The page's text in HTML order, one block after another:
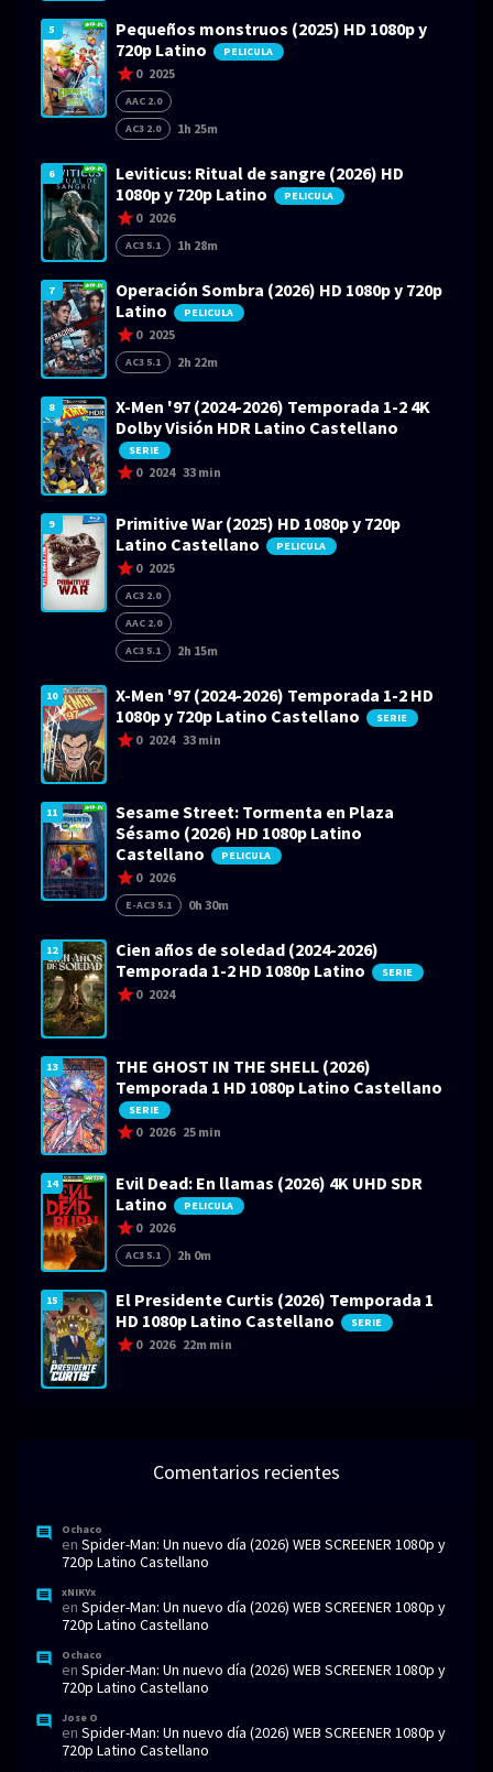
5
Pequeños monstruos (2025) HD 1080p y
720p Latino
PELICULA
0 2025
AAC 2.0
AC3 2.0
1h 25m
6
Leviticus: Ritual de sangre (2026) HD
1080p y 720p Latino
PELICULA
0 2026
AC3 5.1 1h 28m
7
Operación Sombra (2026) HD 1080p y 720p
Latino
PELICULA
0 2025
AC3 5.1 2h 22m
8
X-Men '97 (2024-2026) Temporada 1-2 4K
Dolby Visión HDR Latino Castellano
SERIE
0 2024 33 min
9
Primitive War (2025) HD 1080p y 720p
Latino Castellano
PELICULA
0 2025
AC3 2.0
AAC 2.0
AC3 5.1
2h 15m
10
X-Men '97 (2024-2026) Temporada 1-2 HD
1080p y 720p Latino Castellano
SERIE
0 2024 33 min
11
Sesame Street: Tormenta en Plaza
Sésamo (2026) HD 1080p Latino
Castellano
PELICULA
0 2026
E-AC3 5.1 0h 30m
12
Cien años de soledad (2024-2026)
Temporada 1-2 HD 1080p Latino
SERIE
0 2024
13
THE GHOST IN THE SHELL (2026)
Temporada 1 HD 1080p Latino Castellano
SERIE
0 2026 25 min
14
Evil Dead: En llamas (2026) 4K UHD SDR
Latino
PELICULA
0 2026
AC3 5.1 2h 0m
15
El Presidente Curtis (2026) Temporada 1
HD 1080p Latino Castellano
SERIE
0 2026 22m min
Comentarios recientes
Ochaco
en Spider-Man: Un nuevo día (2026) WEB SCREENER 1080p y
720p Latino Castellano
xNIKYx
en Spider-Man: Un nuevo día (2026) WEB SCREENER 1080p y
720p Latino Castellano
Ochaco
en Spider-Man: Un nuevo día (2026) WEB SCREENER 1080p y
720p Latino Castellano
Jose O
en Spider-Man: Un nuevo día (2026) WEB SCREENER 1080p y
720p Latino Castellano